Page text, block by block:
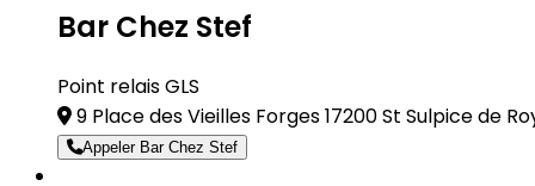
Bar Chez Stef
Point relais GLS
9 Place des Vieilles Forges 17200 St Sulpice de
Appeler Bar Chez Stef